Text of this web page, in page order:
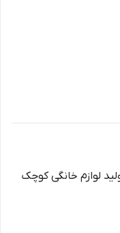
لوازم خانگی کوچک